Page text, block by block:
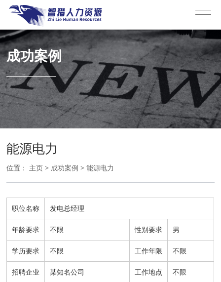
成功案例
能源电力
位置： 主页 > 成功案例 >能源电力
职位名称 发电总经理
年龄要求 不限 性别要求 男
学历要求 不限 工作年限 不限
招聘企业 某知名公司 工作地点 不限